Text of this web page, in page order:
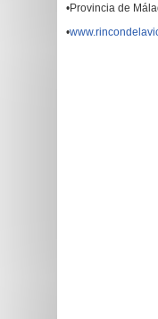
•Provincia de
•